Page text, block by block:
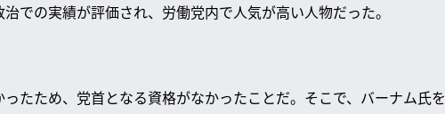
での実績が評価され、労働党内で人気が高い人物だった。
たため、党首となる資格がなかったことだ。そこで、バーナム氏を